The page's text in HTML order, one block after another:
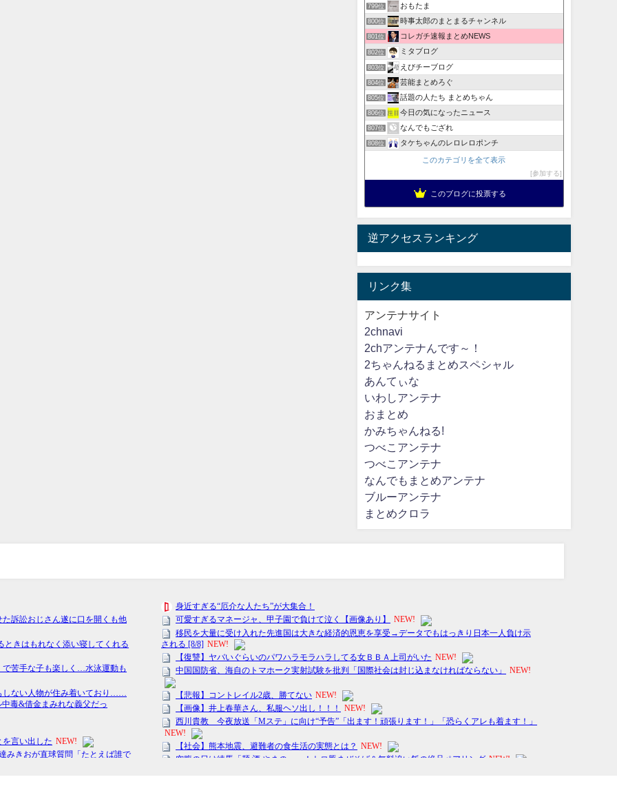
799位 おもたま
800位 時事太郎のまとまるチャンネル
801位 コレガチ速報まとめNEWS
802位 ミタブログ
803位 えびチーブログ
804位 芸能まとめろぐ
805位 話題の人たち まとめちゃん
806位 今日の気になったニュース
807位 なんでもござれ
808位 タケちゃんのレロレロポンチ
このカテゴリを全て表示
参加する
このブログに投票する
逆アクセスランキング
リンク集
アンテナサイト
2chnavi
2chアンテナんです～！
2ちゃんねるまとめスペシャル
あんてぃな
いわしアンテナ
おまとめ
かみちゃんねる!
つべこアンテナ
つべこアンテナ
なんでもまとめアンテナ
ブルーアンテナ
まとめクロラ